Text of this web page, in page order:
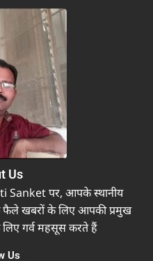
Us
Sanket पर, आपके स्थानीय
खबरों के लिए आपकी प्रमुख
गर्व महसूस करते हैं
Us